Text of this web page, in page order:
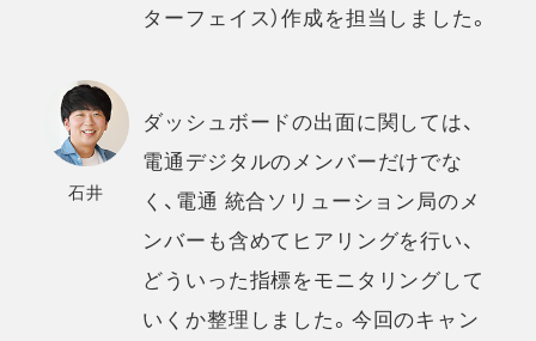
ターフェイス）作成を担当しました。
石井
ダッシュボードの出面に関しては、
電通デジタルのメンバーだけでな
く、電通 統合ソリューション局のメ
ンバーも含めてヒアリングを行い、
どういった指標をモニタリングして
いくか整理しました。今回のキャン